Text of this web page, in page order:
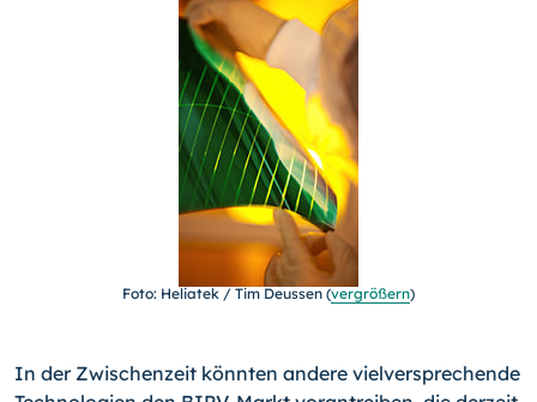
Foto: Heliatek / Tim Deussen (vergrößern)
In der Zwischenzeit könnten andere vielversprechende